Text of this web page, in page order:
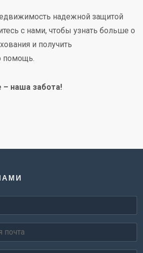
надежной защитой
с нами, чтобы узнать больше о
и получить
помощь.
– наша забота!